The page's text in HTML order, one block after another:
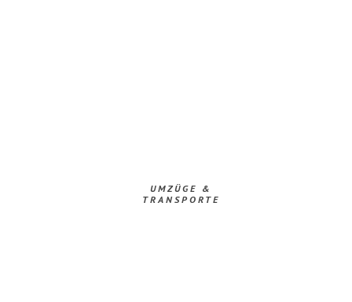
UMZÜGE &
TRANSPORTE